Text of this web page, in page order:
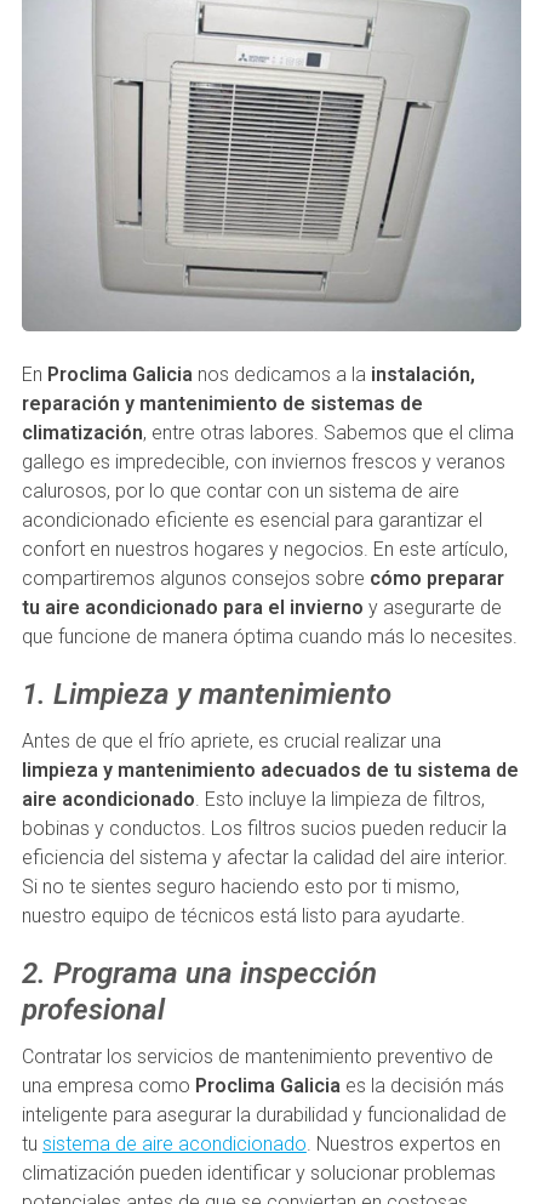
En Proclima Galicia nos dedicamos a la instalación,
reparación y mantenimiento de sistemas de
climatización, entre otras labores. Sabemos que el clima
gallego es impredecible, con inviernos frescos y veranos
calurosos, por lo que contar con un sistema de aire
acondicionado eficiente es esencial para garantizar el
confort en nuestros hogares y negocios. En este artículo,
compartiremos algunos consejos sobre cómo preparar
tu aire acondicionado para el invierno y asegurarte de
que funcione de manera óptima cuando más lo necesites.
1. Limpieza y mantenimiento
Antes de que el frío apriete, es crucial realizar una
limpieza y mantenimiento adecuados de tu sistema de
aire acondicionado. Esto incluye la limpieza de filtros,
bobinas y conductos. Los filtros sucios pueden reducir la
eficiencia del sistema y afectar la calidad del aire interior.
Si no te sientes seguro haciendo esto por ti mismo,
nuestro equipo de técnicos está listo para ayudarte.
2. Programa una inspección
profesional
Contratar los servicios de mantenimiento preventivo de
una empresa como Proclima Galiciaes la decisión más
inteligente para asegurar la durabilidad y funcionalidad de
tu sistema de aire acondicionado. Nuestros expertos en
climatización pueden identificar y solucionar problemas